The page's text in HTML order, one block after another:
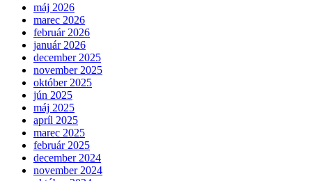
máj 2026
marec 2026
február 2026
január 2026
december 2025
november 2025
október 2025
jún 2025
máj 2025
apríl 2025
marec 2025
február 2025
december 2024
november 2024